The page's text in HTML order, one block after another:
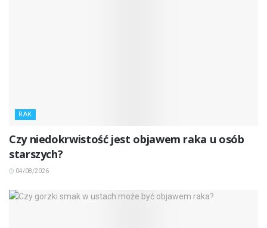
RAK
Czy niedokrwistość jest objawem raka u osób
starszych?
04/08/2026